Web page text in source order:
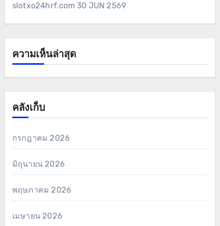
slotxo24hrf.com 30 JUN 2569
ความเห็นล่าสุด
คลังเก็บ
กรกฎาคม 2026
มิถุนายน 2026
พฤษภาคม 2026
เมษายน 2026